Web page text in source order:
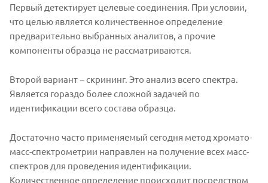
Первый детектирует целевые соединения. При условии,
что целью является количественное определение
предварительно выбранных аналитов, а прочие
компоненты образца не рассматриваются.
Второй вариант − скрининг. Это анализ всего спектра.
Является гораздо более сложной задачей по
идентификации всего состава образца.
Достаточно часто применяемый сегодня метод хромато-
масс-спектрометрии направлен на получение всех масс-
спектров для проведения идентификации.
Количественное определение происходит посредством